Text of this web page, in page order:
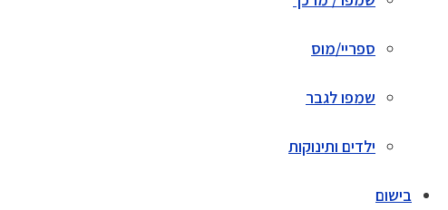
ספריי/מוס
שמפו לגבר
ילדים ותינוקות
בישום